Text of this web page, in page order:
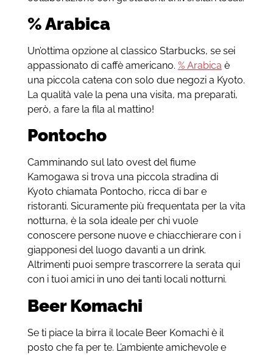
% Arabica
Un’ottima opzione al classico Starbucks, se sei
appassionato di caffè americano. % Arabica è
una piccola catena con solo due negozi a Kyoto.
La qualità vale la pena una visita, ma preparati,
però, a fare la fila al mattino!
Pontocho
Camminando sul lato ovest del fiume
Kamogawa si trova una piccola stradina di
Kyoto chiamata Pontocho, ricca di bar e
ristoranti. Sicuramente più frequentata per la vita
notturna, è la sola ideale per chi vuole
conoscere persone nuove e chiacchierare con i
giapponesi del luogo davanti a un drink.
Altrimenti puoi sempre trascorrere la serata qui
con i tuoi amici in uno dei tanti locali notturni.
Beer Komachi
Se ti piace la birra il locale Beer Komachi è il
posto che fa per te. L’ambiente amichevole e